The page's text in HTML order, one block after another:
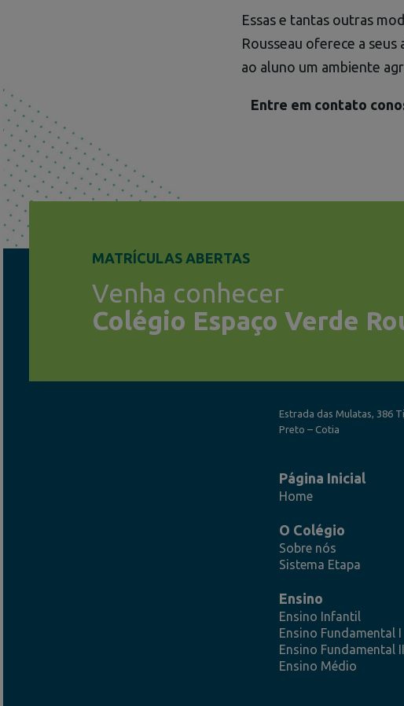
Essas e tantas outras
Rousseau oferece a
ao aluno um ambiente
Entre em contato
MATRÍCULAS ABERTAS
Venha conhecer
Colégio Espaço Verde
Estrada das Mulatas, 386
Preto – Cotia
Página Inicial
Home
O Colégio
Sobre nós
Sistema Etapa
Ensino
Ensino Infantil
Ensino Fundamental I
Ensino Fundamental II
Ensino Médio